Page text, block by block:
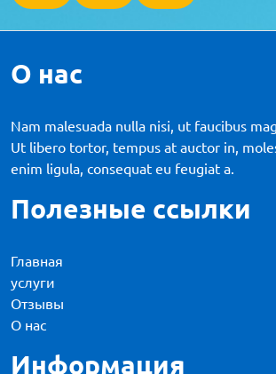
О нас
Nam malesuada nulla nisi, ut faucibus
Ut libero tortor, tempus at auctor in,
enim ligula, consequat eu feugiat a.
Полезные ссылки
Главная
услуги
Отзывы
О нас
Информация